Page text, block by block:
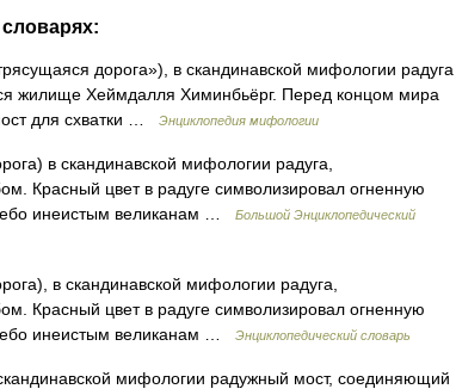
дорога»), в скандинавской мифологии радуга
жилище Хеймдалля Химинбьёрг. Перед концом мира
для схватки …
Энциклопедия мифологии
в скандинавской мифологии радуга,
Красный цвет в радуге символизировал огненную
инеистым великанам …
Большой Энциклопедический
в скандинавской мифологии радуга,
Красный цвет в радуге символизировал огненную
инеистым великанам …
Энциклопедический словарь
мифологии радужный мост, соединяющий